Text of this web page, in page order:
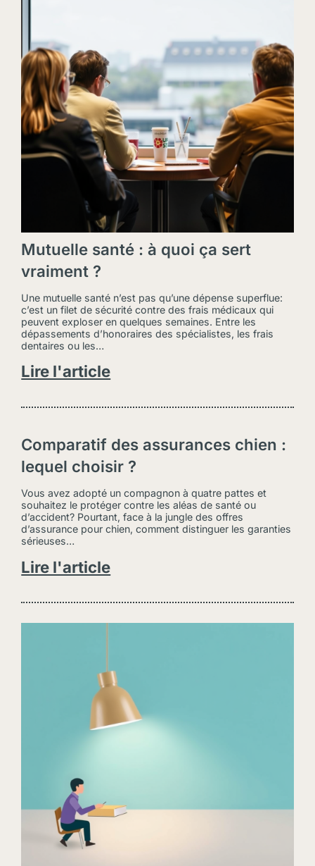
Mutuelle santé : à quoi ça sert
vraiment ?
Une mutuelle santé n’est pas qu’une dépense superflue:
c’est un filet de sécurité contre des frais médicaux qui
peuvent exploser en quelques semaines. Entre les
dépassements d’honoraires des spécialistes, les frais
dentaires ou les…
Lire l'article
Comparatif des assurances chien :
lequel choisir ?
Vous avez adopté un compagnon à quatre pattes et
souhaitez le protéger contre les aléas de santé ou
d’accident? Pourtant, face à la jungle des offres
d’assurance pour chien, comment distinguer les garanties
sérieuses…
Lire l'article